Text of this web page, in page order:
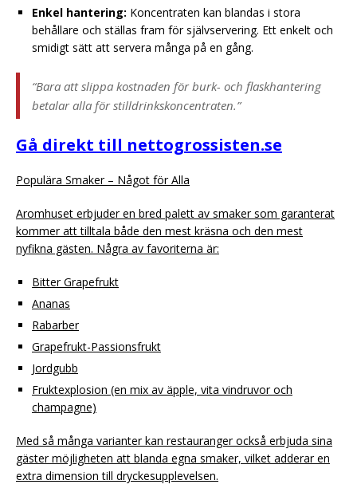
Enkel hantering: Koncentraten kan blandas i stora
behållare och ställas fram för självservering. Ett enkelt och
smidigt sätt att servera många på en gång.
“Bara att slippa kostnaden för burk- och flaskhantering
betalar alla för stilldrinkskoncentraten.”
Gå direkt till nettogrossisten.se
Populära Smaker – Något för Alla
Aromhuset erbjuder en bred palett av smaker som garanterat
kommer att tilltala både den mest kräsna och den mest
nyfikna gästen. Några av favoriterna är:
Bitter Grapefrukt
Ananas
Rabarber
Grapefrukt-Passionsfrukt
Jordgubb
Fruktexplosion (en mix av äpple, vita vindruvor och
champagne)
Med så många varianter kan restauranger också erbjuda sina
gäster möjligheten att blanda egna smaker, vilket adderar en
extra dimension till dryckesupplevelsen.